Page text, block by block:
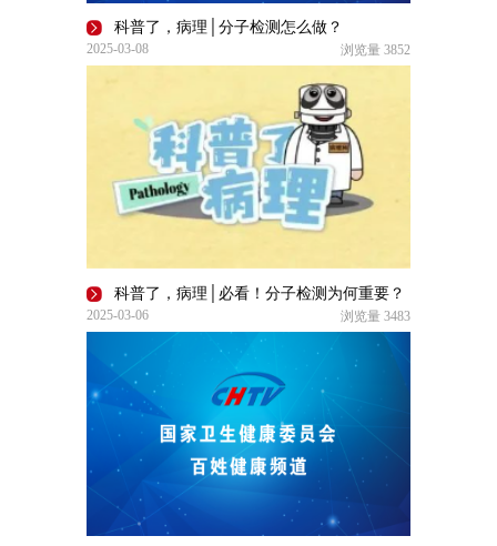
科普了，病理│分子检测怎么做？
2025-03-08 浏览量 3852
科普了，病理│必看！分子检测为何重要？
2025-03-06 浏览量 3483